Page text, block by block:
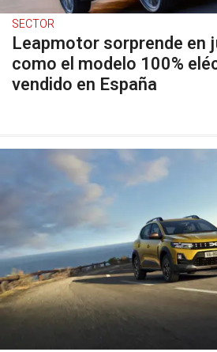
SECTOR
Leapmotor sorprende en
como el modelo 100%
vendido en España